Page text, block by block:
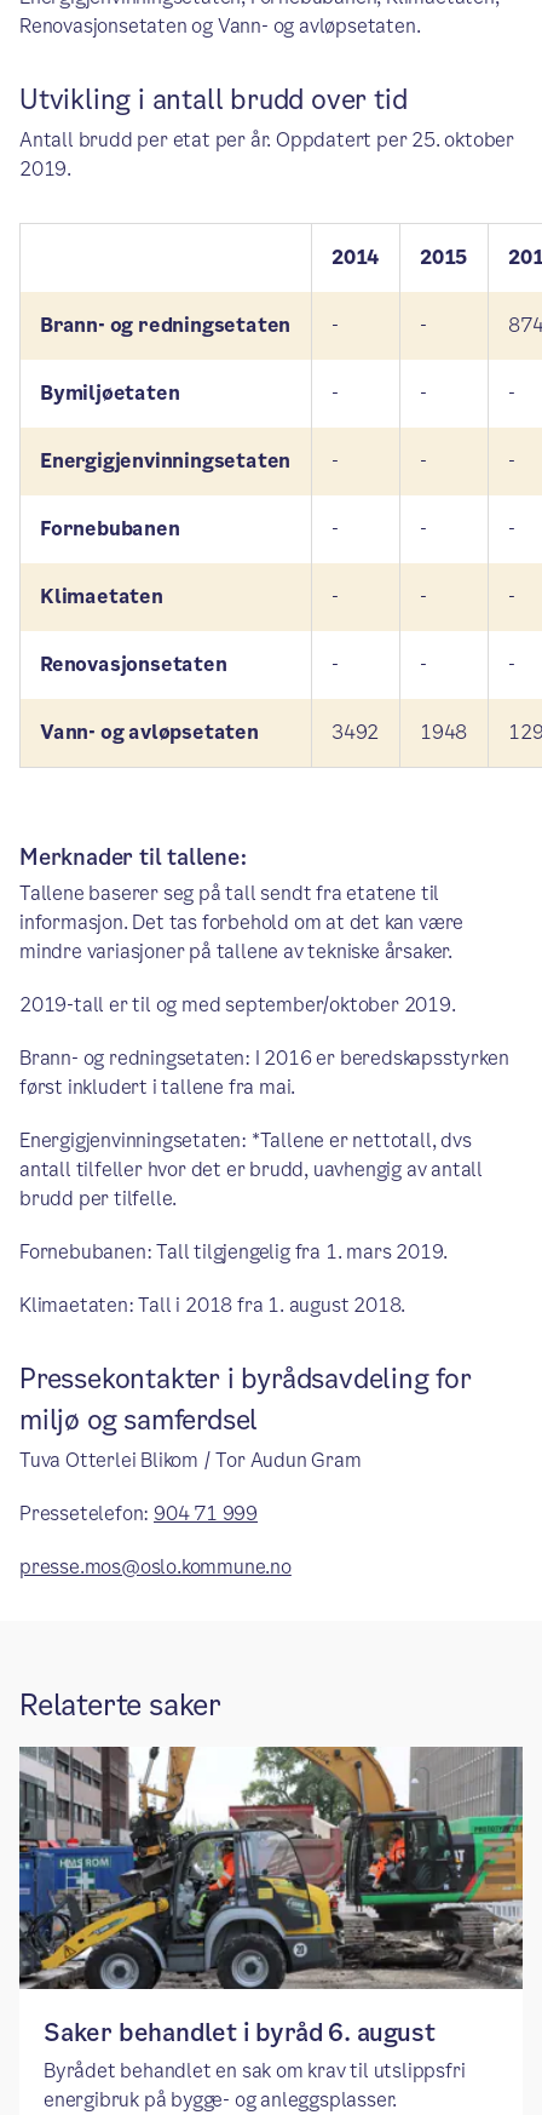
Renovasjonsetaten og Vann- og avløpsetaten.
Utvikling i antall brudd over tid
Antall brudd per etat per år. Oppdatert per 25. oktober
2019.
2014 2015
Brann- og redningsetaten - -
Bymiljøetaten - - -
Energigjenvinningsetaten - - -
Fornebubanen - - -
Klimaetaten - - -
Renovasjonsetaten - - -
Vann- og avløpsetaten 3492 1948
Merknader til tallene:
Tallene baserer seg på tall sendt fra etatene til
informasjon. Det tas forbehold om at det kan være
mindre variasjoner på tallene av tekniske årsaker.
2019-tall er til og med september/oktober 2019.
Brann- og redningsetaten: I 2016 er beredskapsstyrken
først inkludert i tallene fra mai.
Energigjenvinningsetaten: *Tallene er nettotall, dvs
antall tilfeller hvor det er brudd, uavhengig av antall
brudd per tilfelle.
Fornebubanen: Tall tilgjengelig fra 1. mars 2019.
Klimaetaten: Tall i 2018 fra 1. august 2018.
Pressekontakter i byrådsavdeling for
miljø og samferdsel
Tuva Otterlei Blikom / Tor Audun Gram
Pressetelefon: 904 71 999
presse.mos@oslo.kommune.no
Relaterte saker
Saker behandlet i byråd 6. august
Byrådet behandlet en sak om krav til utslippsfri
energibruk på bygge- og anleggsplasser.